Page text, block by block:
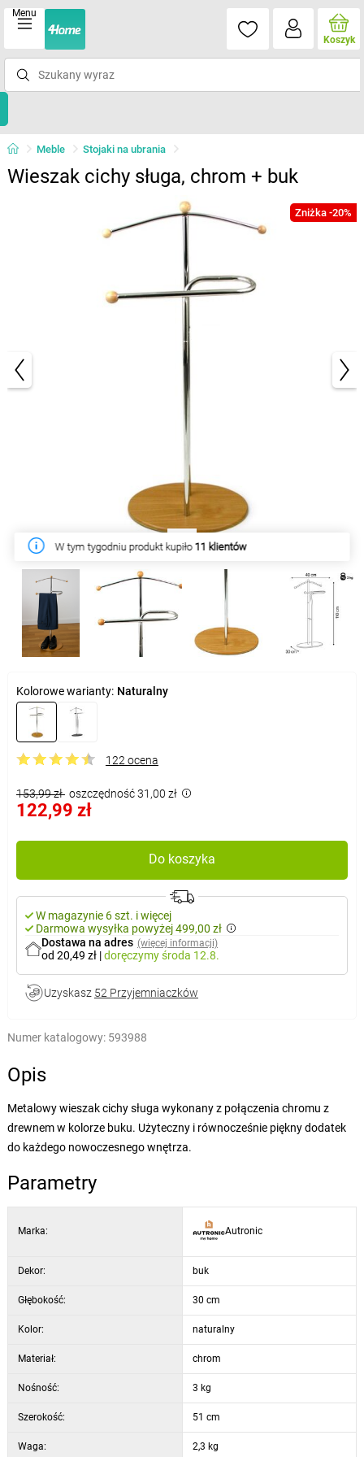
Menu
Koszyk
Meble Stojaki na ubrania
Wieszak cichy sługa, chrom + buk
Zniżka -20%
W tym tygodniu produkt kupiło 11 klientów
Kolorowe warianty: Naturalny
122 ocena
153,99 zł oszczędność 31,00 zł
122,99 zł
Do koszyka
W magazynie 6 szt. i więcej
Darmowa wysyłka powyżej 499,00 zł
Dostawa na adres (więcej informacji)
od 20,49 zł |doręczymyśroda 12.8.
Uzyskasz 52 Przyjemniaczków
Numer katalogowy: 593988
Opis
Metalowy wieszak cichy sługa wykonany z połączenia chromu z
drewnem w kolorze buku. Użyteczny i równocześnie piękny dodatek
do każdego nowoczesnego wnętrza.
Parametry
Marka: Autronic
Dekor: buk
Głębokość: 30 cm
Kolor: naturalny
Materiał: chrom
Nośność: 3 kg
Szerokość: 51 cm
Waga: 2,3 kg